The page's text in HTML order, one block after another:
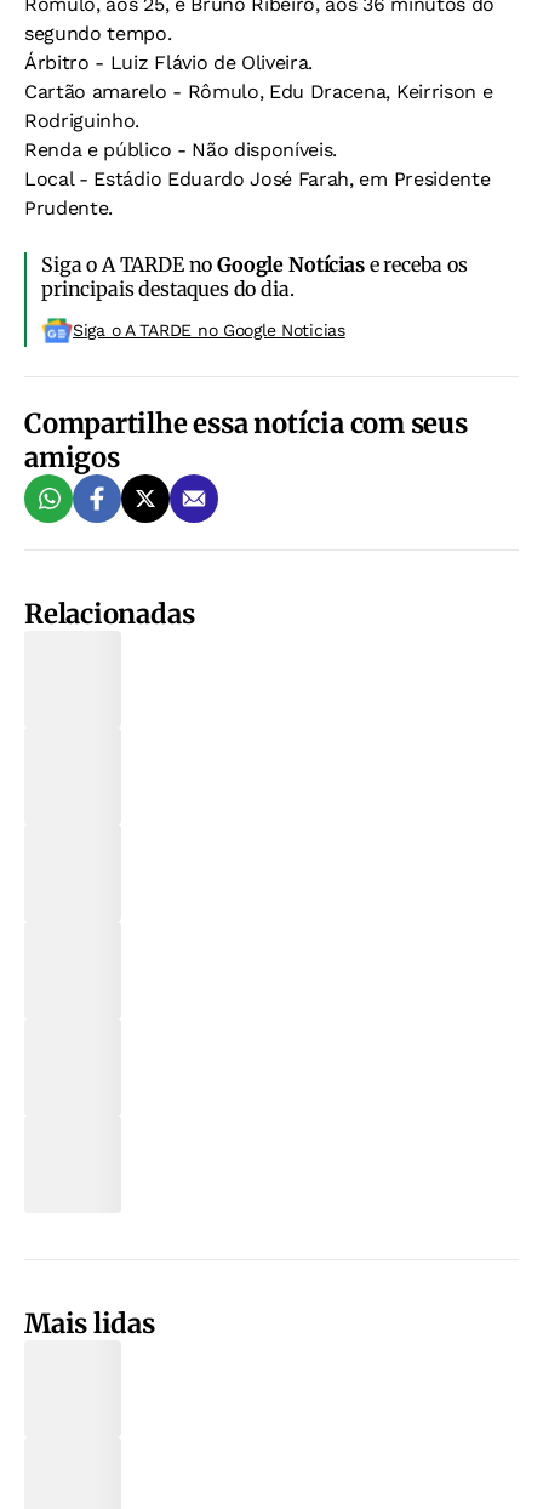
segundo tempo.
Árbitro - Luiz Flávio de Oliveira.
Cartão amarelo - Rômulo, Edu Dracena, Keirrison e
Rodriguinho.
Renda e público - Não disponíveis.
Local - Estádio Eduardo José Farah, em Presidente
Prudente.
Siga o A TARDE noGoogle Notíciase receba os
principais destaques do dia.
Siga o A TARDE no Google Noticias
Compartilhe essa notícia com seus
amigos
Relacionadas
Mais lidas